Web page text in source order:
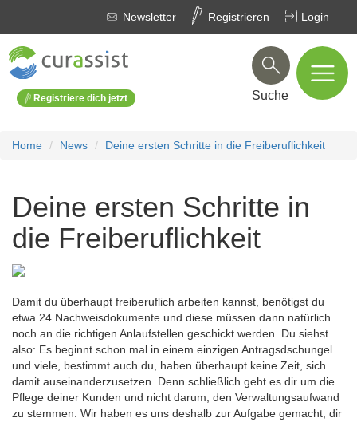
Login
Registrieren
Newsletter
Registriere dich jetzt Suche
Home News Deine ersten Schritte in die Freiberuflichkeit
Deine ersten Schritte in
die Freiberuflichkeit
Damit du überhaupt freiberuflich arbeiten kannst, benötigst du
etwa 24 Nachweisdokumente und diese müssen dann natürlich
noch an die richtigen Anlaufstellen geschickt werden. Du siehst
also: Es beginnt schon mal in einem einzigen Antragsdschungel
und viele, bestimmt auch du, haben überhaupt keine Zeit, sich
damit auseinanderzusetzen. Denn schließlich geht es dir um die
Pflege deiner Kunden und nicht darum, den Verwaltungsaufwand
zu stemmen. Wir haben es uns deshalb zur Aufgabe gemacht, dir